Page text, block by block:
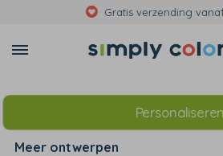
Met foto's, eigen
Personaliseren
Meer ontwerpen